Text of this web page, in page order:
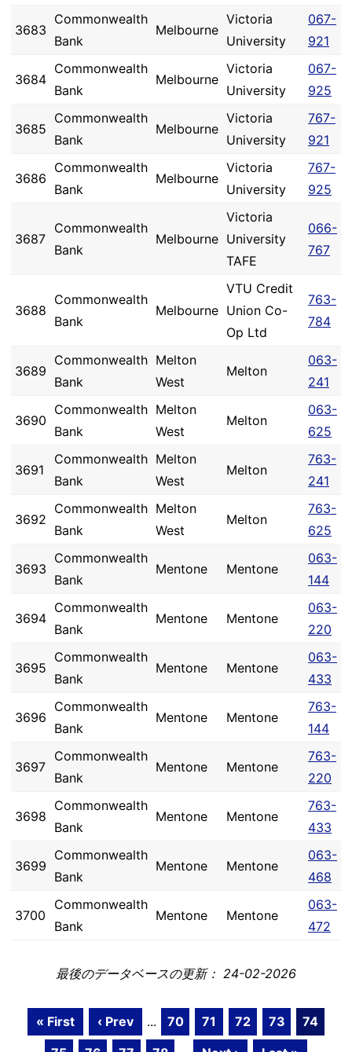
3683
Commonwealth
Bank
Melbourne
Victoria
University
067-
921
3684
Commonwealth
Bank
Melbourne
Victoria
University
067-
925
3685
Commonwealth
Bank
Melbourne
Victoria
University
767-
921
3686
Commonwealth
Bank
Melbourne
Victoria
University
767-
925
3687
Commonwealth
Bank
Melbourne
Victoria
University
TAFE
066-
767
3688
Commonwealth
Bank
Melbourne
VTU Credit
Union Co-
Op Ltd
763-
784
3689
Commonwealth
Bank
Melton
West
Melton
063-
241
3690
Commonwealth
Bank
Melton
West
Melton
063-
625
3691
Commonwealth
Bank
Melton
West
Melton
763-
241
3692
Commonwealth
Bank
Melton
West
Melton
763-
625
3693
Commonwealth
Bank
Mentone Mentone
063-
144
3694
Commonwealth
Bank
Mentone Mentone
063-
220
3695
Commonwealth
Bank
Mentone Mentone
063-
433
3696
Commonwealth
Bank
Mentone Mentone
763-
144
3697
Commonwealth
Bank
Mentone Mentone
763-
220
3698
Commonwealth
Bank
Mentone Mentone
763-
433
3699
Commonwealth
Bank
Mentone Mentone
063-
468
3700
Commonwealth
Bank
Mentone Mentone
063-
472
最後のデータベースの更新： 24-02-2026
« First ‹ Prev ... 70 71 72 73
74